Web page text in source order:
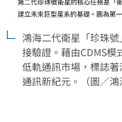
鴻海二代衛星「珍珠
接驗證。藉由CDMS
低軌通訊市場，標誌
通訊新紀元。（圖／鴻